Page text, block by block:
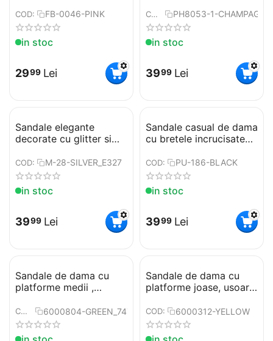
COD: FB-0046-PINK
in stoc
2999 Lei
CHAMPAGNE
COD: PH8053-1-CHAMPAGNE
in stoc
3999 Lei
Sandale elegante
decorate cu glitter si
argintii M-28-SILVER​
COD: M-28-SILVER_E327
in stoc
3999 Lei
Sandale casual de dama
cu bretele incrucisate
COD: PU-186-BLACK
in stoc
3999 Lei
Sandale de dama cu
platforme medii ,
6000804-GREEN
COD: 6000804-GREEN_747E
Sandale de dama cu
platforme joase, usoare
YELLOW
COD: 6000312-YELLOW